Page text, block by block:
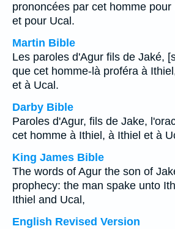
prononcées par cet homme pour
et pour Ucal.
Martin Bible
Les paroles d'Agur fils de Jaké,
que cet homme-là proféra à
et à Ucal.
Darby Bible
Paroles d'Agur, fils de Jake,
cet homme à Ithiel, à Ithiel et à
King James Bible
The words of Agur the son of
prophecy: the man spake unto
Ithiel and Ucal,
English Revised Version